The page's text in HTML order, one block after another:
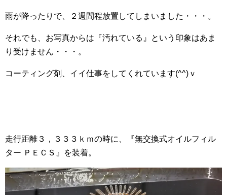
雨が降ったりで、２週間程放置してしまいました・・・。
それでも、お写真からは『汚れている』という印象はあま
り受けません・・・。
コーティング剤、イイ仕事をしてくれています(^^)ｖ
走行距離３，３３３ｋｍの時に、『無交換式オイルフィル
ター ＰＥＣＳ』を装着。